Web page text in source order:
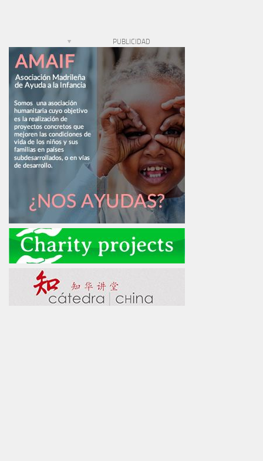
PUBLICIDAD